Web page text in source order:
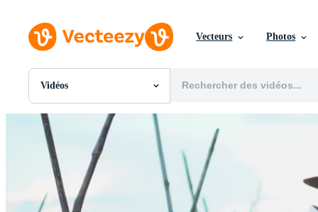
Vecteurs Photos
Vidéos
Toutes Images
SVGs
Modèles
Vecteurs
Vidéos